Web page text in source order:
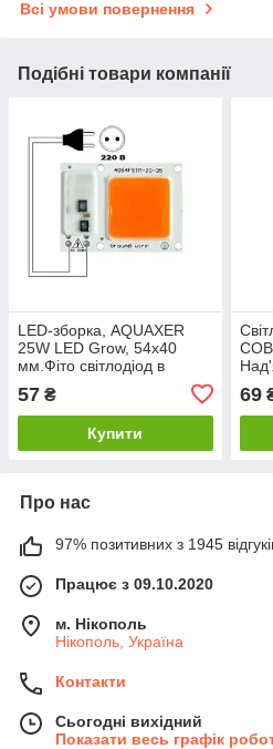
Всі умови повернення
Подібні товари компанії
LED-зборка, AQUAXER
25W LED Grow, 54x40
мм.Фіто світлодіод в
57 ₴
Купити
69
Про нас
97% позитивних з 1945
Працює з 09.10.2020
м. Нікополь
Нікополь, Україна
Контакти
Сьогодні вихідний
Показати весь графік